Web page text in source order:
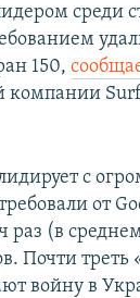
среди
150,
компании
с
от
раз (в
Почти
войну в